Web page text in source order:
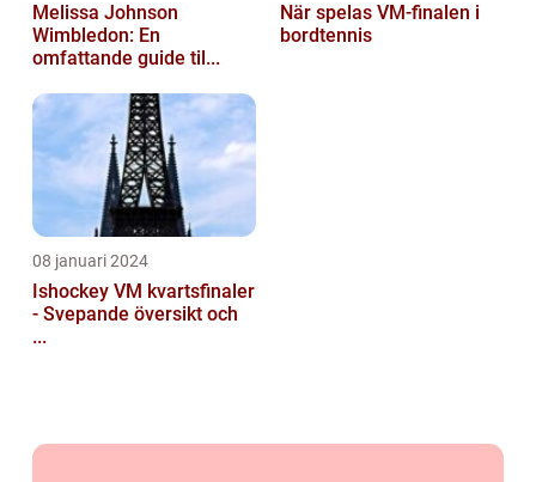
Melissa Johnson
Wimbledon: En
omfattande guide til...
När spelas VM-finalen i
bordtennis
08 januari 2024
Ishockey VM kvartsfinaler
- Svepande översikt och
...